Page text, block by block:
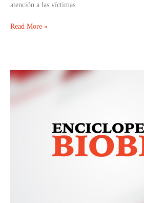
atención a las víctimas.
Read More »
Relaciones
Chile